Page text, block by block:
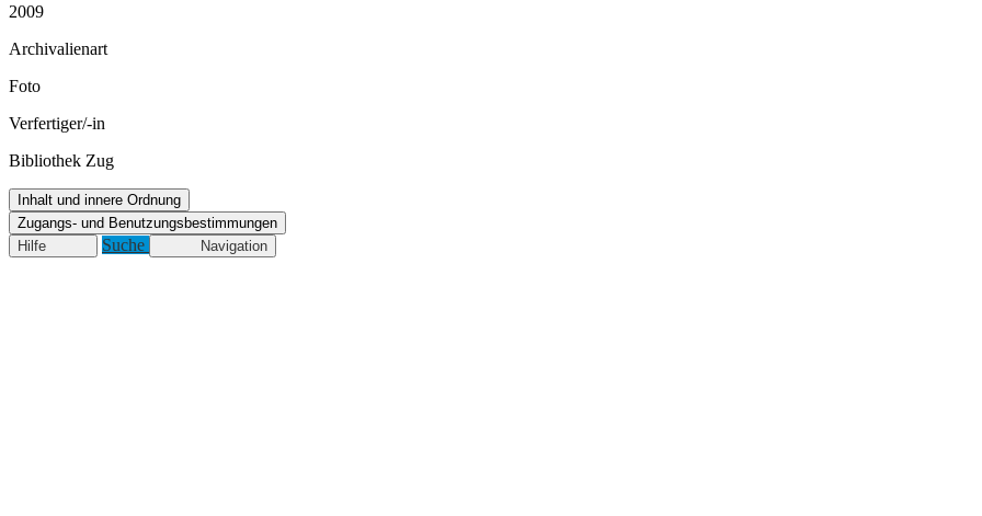
2009
Archivalienart
Foto
Verfertiger/-in
Bibliothek Zug
Inhalt und innere Ordnung
Zugangs- und Benutzungsbestimmungen
Hilfe
Suche Navigation